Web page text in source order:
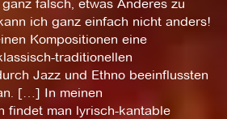
falsch, etwas Anderes zu
ich ganz einfach nicht anders!
Kompositionen eine
traditionellen
Jazz und Ethno beeinflussten
[…] In meinen
findet man lyrisch-kantable